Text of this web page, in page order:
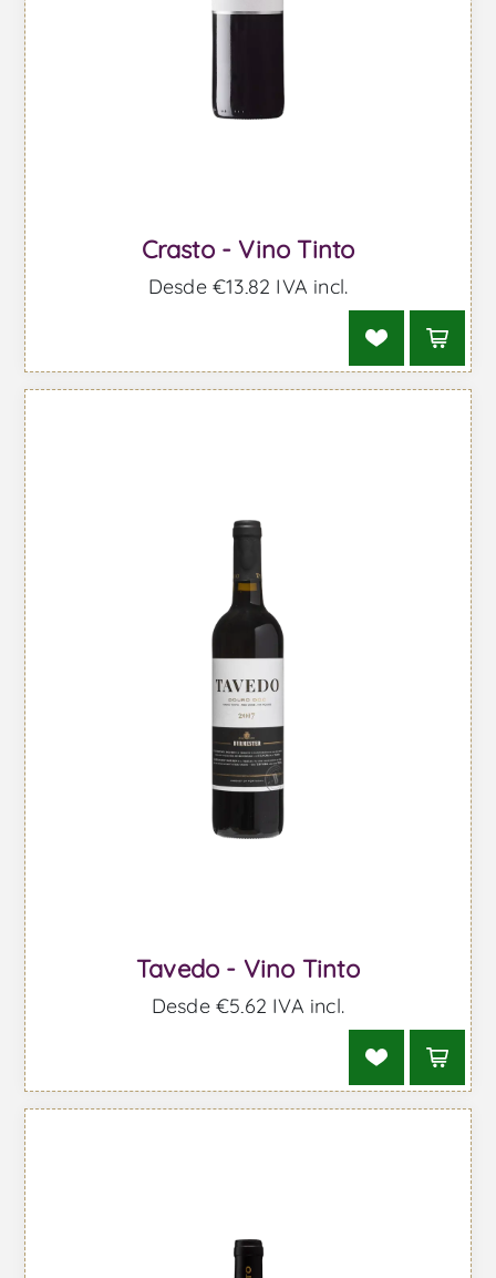
Crasto - Vino Tinto
Desde €13,82 IVA incl.
Tavedo - Vino Tinto
Desde €5,62 IVA incl.